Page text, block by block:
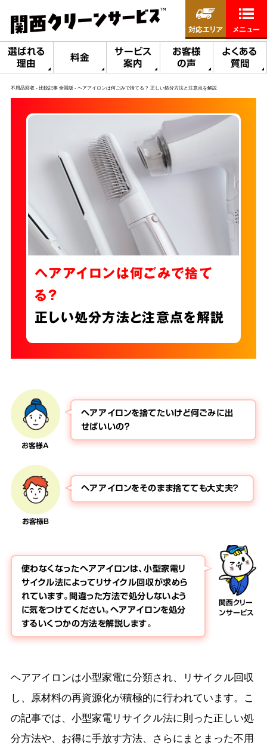
選ばれる
理由
料金
サービス
案内
お客様
の声
よくある
質問
対応エリア メニュー
不用品回収 比較記事 全国版 ヘアアイロンは何ごみで捨てる？ 正しい処分方法と注意点を解説
ヘアアイロンは何ごみで捨て
る？
正しい処分方法と注意点を解説
お客様A
ヘアアイロンを捨てたいけど何ごみに出
せばいいの？
お客様B
ヘアアイロンをそのまま捨てても大丈夫？
関西クリー
ンサービス
使わなくなったヘアアイロンは、小型家電リ
サイクル法によってリサイクル回収が求めら
れています。間違った方法で処分しないよう
に気をつけてください。ヘアアイロンを処分
するいくつかの方法を解説します。
ヘアアイロンは小型家電に分類され、リサイクル回収
し、原材料の再資源化が積極的に行われています。こ
の記事では、小型家電リサイクル法に則った正しい処
分方法や、お得に手放す方法、さらにまとまった不用